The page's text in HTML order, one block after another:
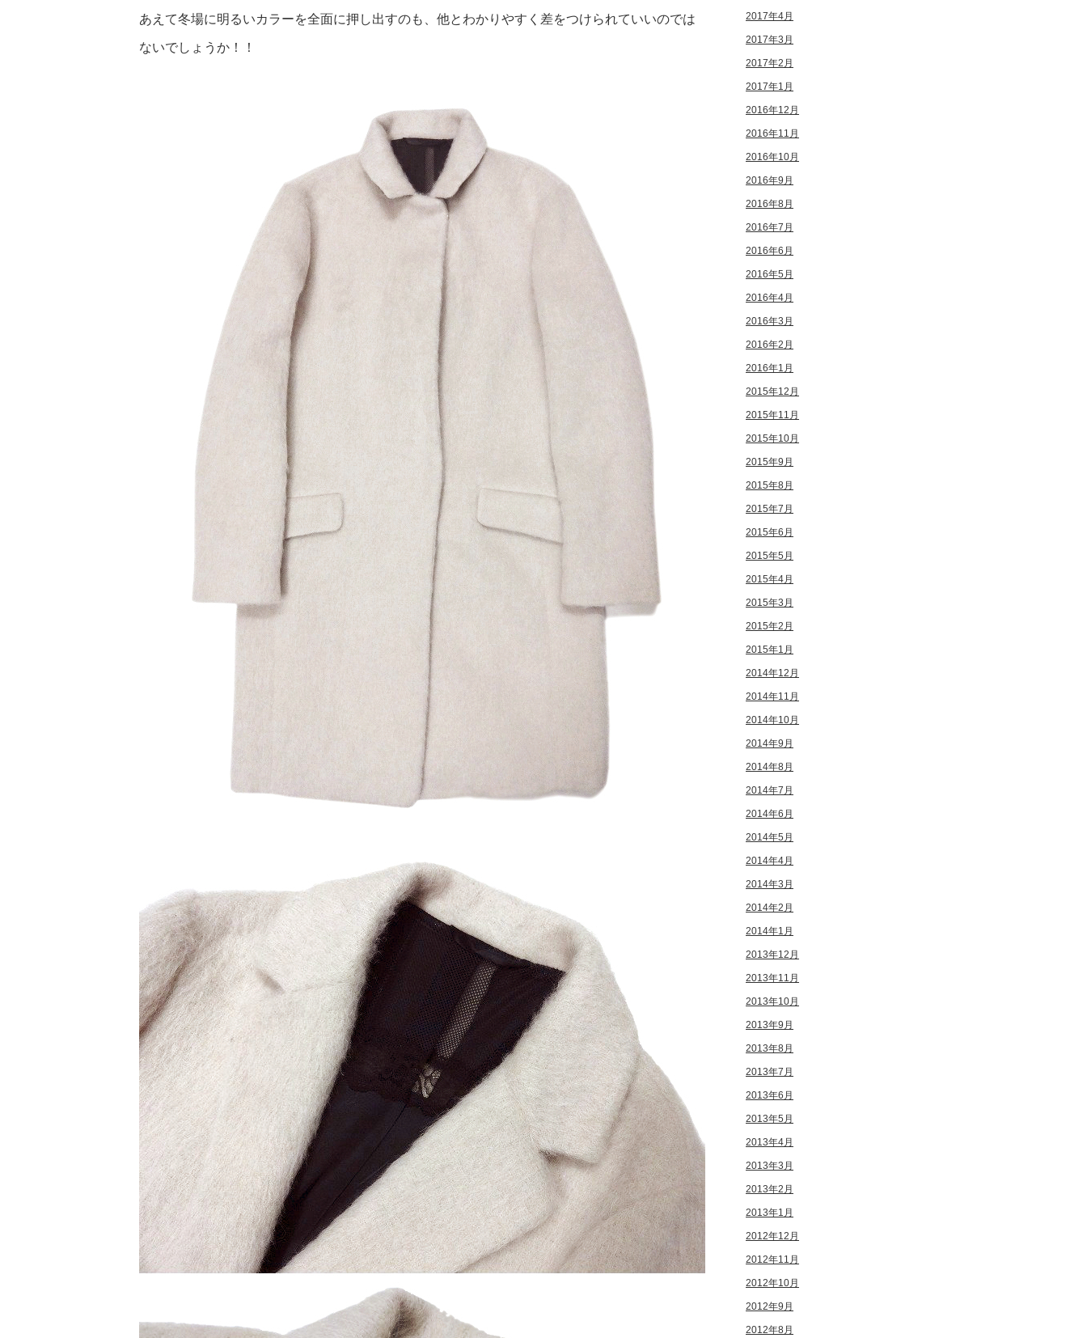
あえて冬場に明るいカラーを全面に押し出すのも、他とわかりやすく差をつけられていいのでは
ないでしょうか！！
2017年4月
2017年3月
2017年2月
2017年1月
2016年12月
2016年11月
2016年10月
2016年9月
2016年8月
2016年7月
2016年6月
2016年5月
2016年4月
2016年3月
2016年2月
2016年1月
2015年12月
2015年11月
2015年10月
2015年9月
2015年8月
2015年7月
2015年6月
2015年5月
2015年4月
2015年3月
2015年2月
2015年1月
2014年12月
2014年11月
2014年10月
2014年9月
2014年8月
2014年7月
2014年6月
2014年5月
2014年4月
2014年3月
2014年2月
2014年1月
2013年12月
2013年11月
2013年10月
2013年9月
2013年8月
2013年7月
2013年6月
2013年5月
2013年4月
2013年3月
2013年2月
2013年1月
2012年12月
2012年11月
2012年10月
2012年9月
2012年8月